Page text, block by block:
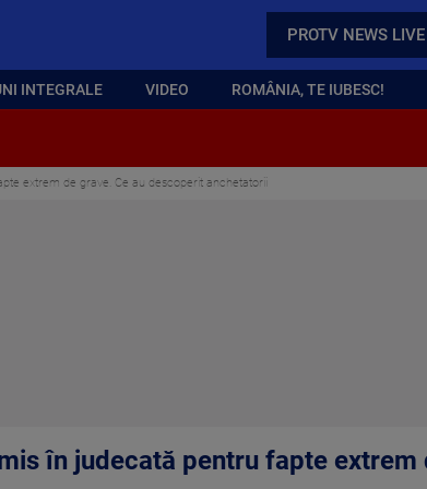
PROTV NEWS LIVE
INTEGRALE VIDEO ROMÂNIA, TE IUBESC!
extrem de grave. Ce au descoperit anchetatorii
în judecată pentru fapte extrem